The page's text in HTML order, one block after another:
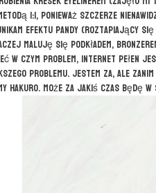
1:1, ponieważ szczerze
efektu pandy (roztapiający
maluję się podkładem,
w czym problem, internet pełen
problemu. Jestem za, ale
Hakuro. Może za jakiś czas będę w